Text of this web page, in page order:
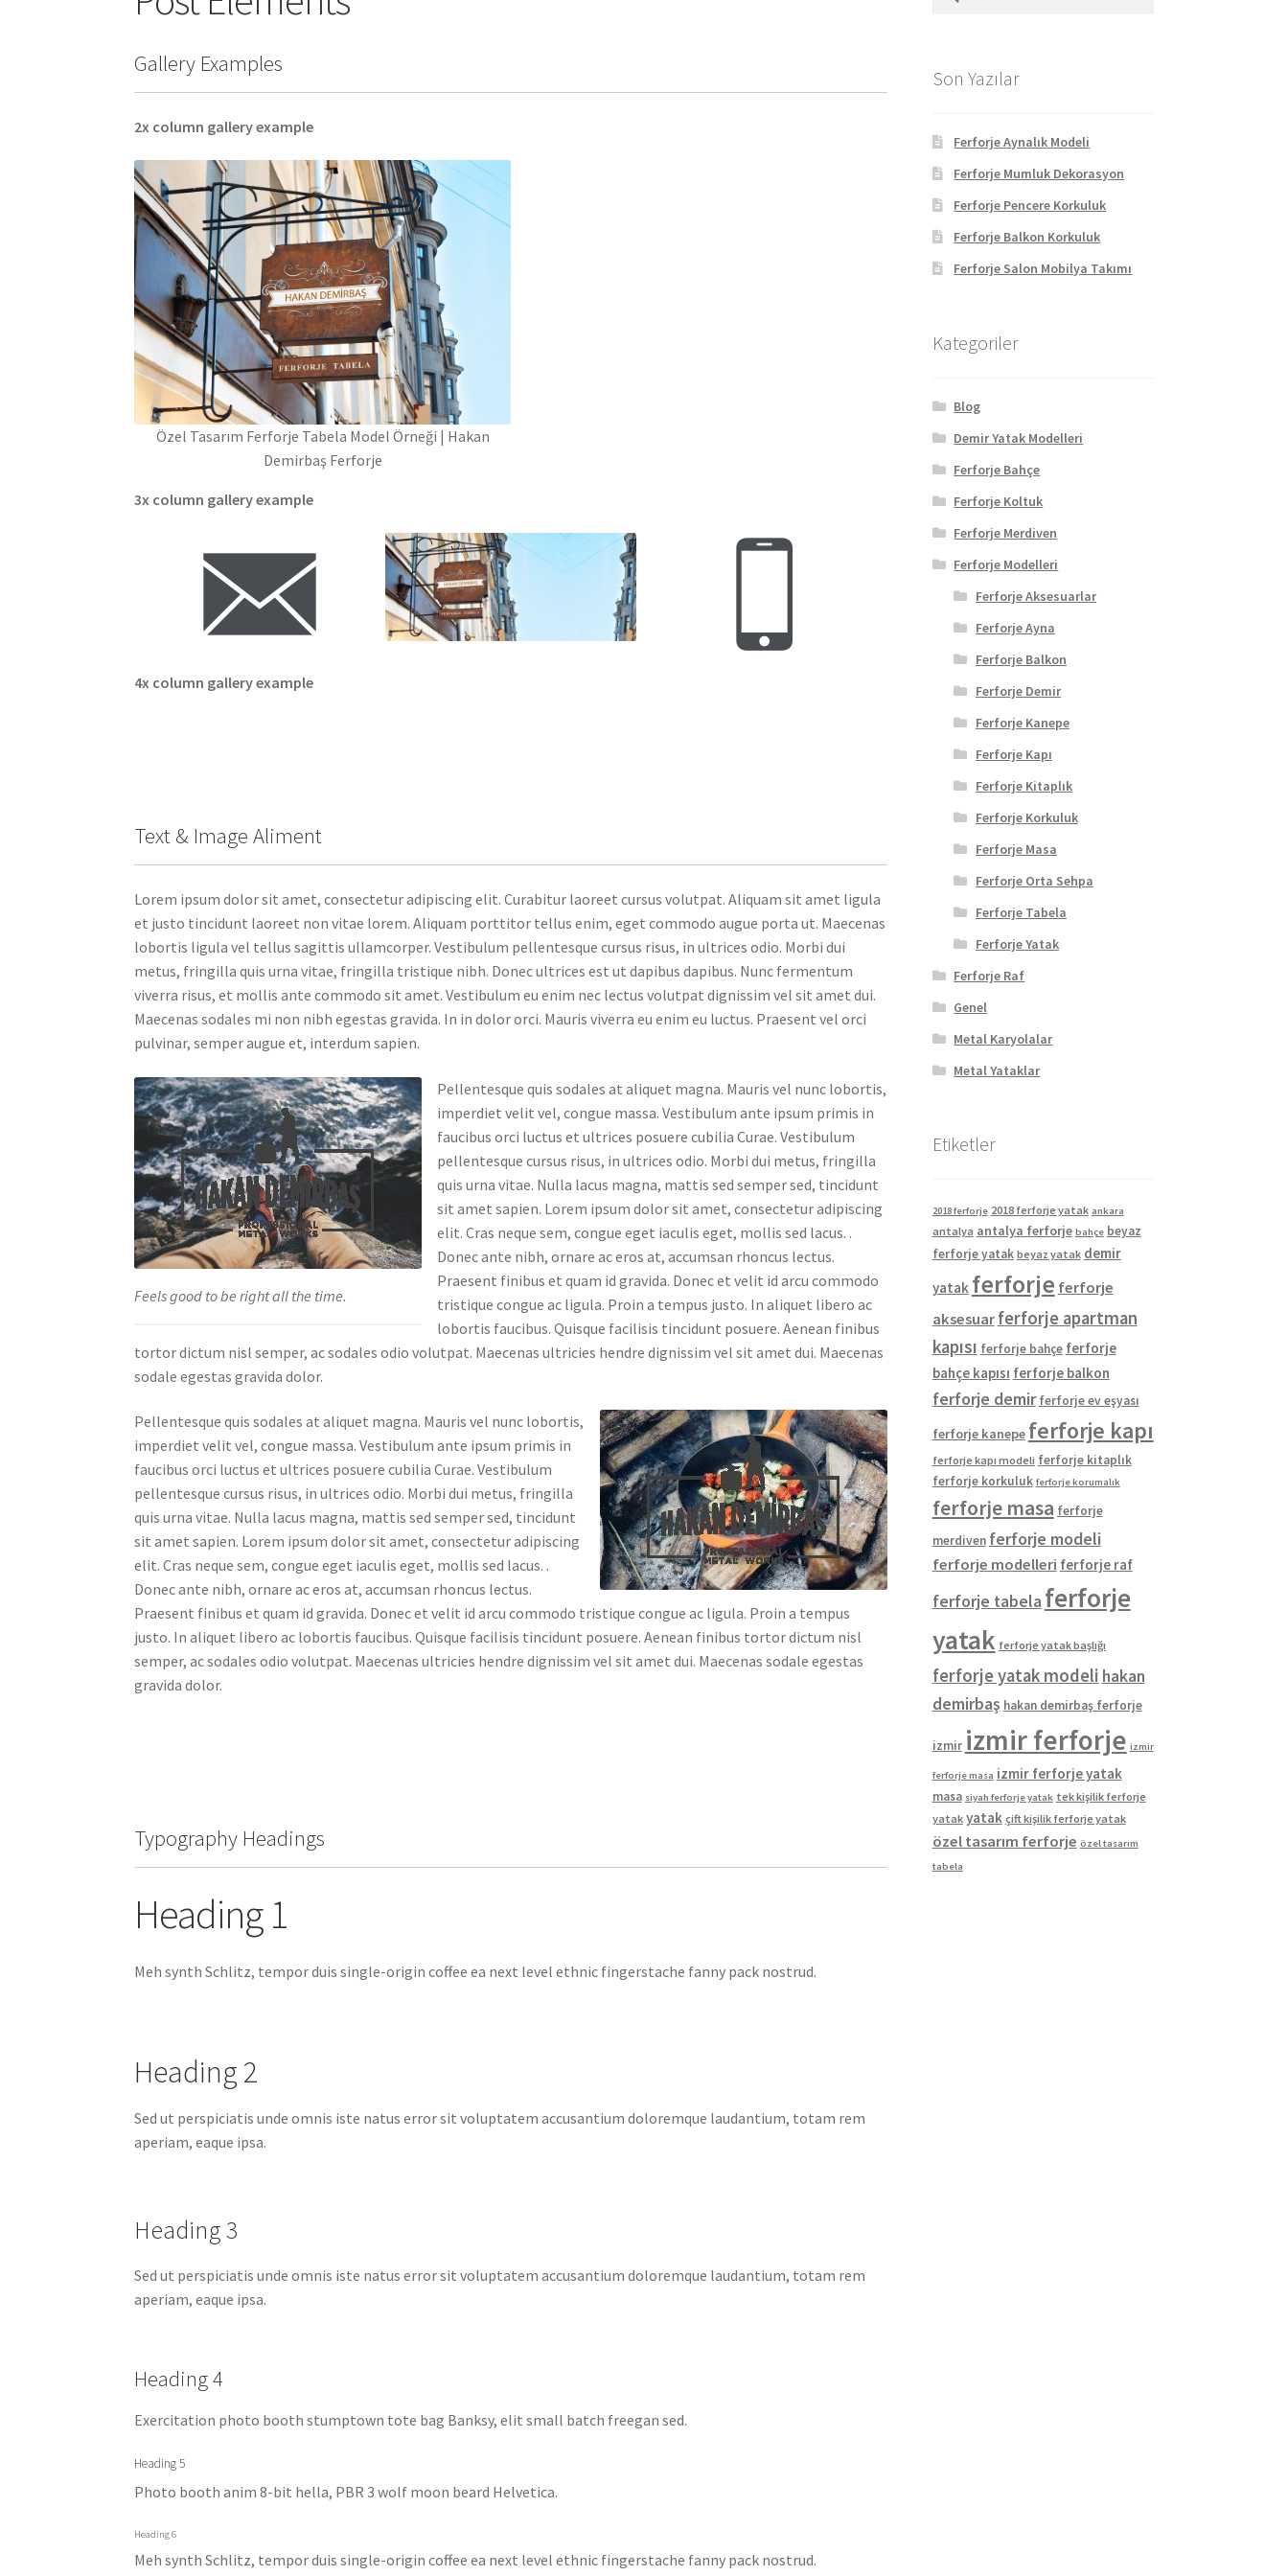
Gallery Examples
2x column gallery example
Özel Tasarım Ferforje Tabela Model Örneği | Hakan
Demirbaş Ferforje
3x column gallery example
4x column gallery example
Text & Image Aliment
Lorem ipsum dolor sit amet, consectetur adipiscing elit. Curabitur laoreet cursus volutpat. Aliquam sit amet ligula
et justo tincidunt laoreet non vitae lorem. Aliquam porttitor tellus enim, eget commodo augue porta ut. Maecenas
lobortis ligula vel tellus sagittis ullamcorper. Vestibulum pellentesque cursus risus, in ultrices odio. Morbi dui
metus, fringilla quis urna vitae, fringilla tristique nibh. Donec ultrices est ut dapibus dapibus. Nunc fermentum
viverra risus, et mollis ante commodo sit amet. Vestibulum eu enim nec lectus volutpat dignissim vel sit amet dui.
Maecenas sodales mi non nibh egestas gravida. In in dolor orci. Mauris viverra eu enim eu luctus. Praesent vel orci
pulvinar, semper augue et, interdum sapien.
Feels good to be right all the time.
Pellentesque quis sodales at aliquet magna. Mauris vel nunc lobortis,
imperdiet velit vel, congue massa. Vestibulum ante ipsum primis in
faucibus orci luctus et ultrices posuere cubilia Curae. Vestibulum
pellentesque cursus risus, in ultrices odio. Morbi dui metus, fringilla
quis urna vitae. Nulla lacus magna, mattis sed semper sed, tincidunt
sit amet sapien. Lorem ipsum dolor sit amet, consectetur adipiscing
elit. Cras neque sem, congue eget iaculis eget, mollis sed lacus. .
Donec ante nibh, ornare ac eros at, accumsan rhoncus lectus.
Praesent finibus et quam id gravida. Donec et velit id arcu commodo
tristique congue ac ligula. Proin a tempus justo. In aliquet libero ac
lobortis faucibus. Quisque facilisis tincidunt posuere. Aenean finibus
tortor dictum nisl semper, ac sodales odio volutpat. Maecenas ultricies hendre dignissim vel sit amet dui. Maecenas
sodale egestas gravida dolor.
Pellentesque quis sodales at aliquet magna. Mauris vel nunc lobortis,
imperdiet velit vel, congue massa. Vestibulum ante ipsum primis in
faucibus orci luctus et ultrices posuere cubilia Curae. Vestibulum
pellentesque cursus risus, in ultrices odio. Morbi dui metus, fringilla
quis urna vitae. Nulla lacus magna, mattis sed semper sed, tincidunt
sit amet sapien. Lorem ipsum dolor sit amet, consectetur adipiscing
elit. Cras neque sem, congue eget iaculis eget, mollis sed lacus. .
Donec ante nibh, ornare ac eros at, accumsan rhoncus lectus.
Praesent finibus et quam id gravida. Donec et velit id arcu commodo tristique congue ac ligula. Proin a tempus
justo. In aliquet libero ac lobortis faucibus. Quisque facilisis tincidunt posuere. Aenean finibus tortor dictum nisl
semper, ac sodales odio volutpat. Maecenas ultricies hendre dignissim vel sit amet dui. Maecenas sodale egestas
gravida dolor.
Typography Headings
Heading 1
Meh synth Schlitz, tempor duis single-origin coffee ea next level ethnic fingerstache fanny pack nostrud.
Heading 2
Sed ut perspiciatis unde omnis iste natus error sit voluptatem accusantium doloremque laudantium, totam rem
aperiam, eaque ipsa.
Heading 3
Sed ut perspiciatis unde omnis iste natus error sit voluptatem accusantium doloremque laudantium, totam rem
aperiam, eaque ipsa.
Heading 4
Exercitation photo booth stumptown tote bag Banksy, elit small batch freegan sed.
Heading 5
Photo booth anim 8-bit hella, PBR 3 wolf moon beard Helvetica.
Heading 6
Meh synth Schlitz, tempor duis single-origin coffee ea next level ethnic fingerstache fanny pack nostrud.
Son Yazılar
Ferforje Aynalık Modeli
Ferforje Mumluk Dekorasyon
Ferforje Pencere Korkuluk
Ferforje Balkon Korkuluk
Ferforje Salon Mobilya Takımı
Kategoriler
Blog
Demir Yatak Modelleri
Ferforje Bahçe
Ferforje Koltuk
Ferforje Merdiven
Ferforje Modelleri
Ferforje Aksesuarlar
Ferforje Ayna
Ferforje Balkon
Ferforje Demir
Ferforje Kanepe
Ferforje Kapı
Ferforje Kitaplık
Ferforje Korkuluk
Ferforje Masa
Ferforje Orta Sehpa
Ferforje Tabela
Ferforje Yatak
Ferforje Raf
Genel
Metal Karyolalar
Metal Yataklar
Etiketler
2018 ferforje 2018 ferforje yatak ankara
antalya antalya ferforje bahçe beyaz
ferforje yatak beyaz yatak demir
yatak ferforje ferforje
aksesuar ferforje apartman
kapısı ferforje bahçe ferforje
bahçe kapısı ferforje balkon
ferforje demir ferforje ev eşyası
ferforje kanepe ferforje kapı
ferforje kapı modeli ferforje kitaplık
ferforje korkuluk ferforje korumalık
ferforje masa ferforje
merdiven ferforje modeli
ferforje modelleri ferforje raf
ferforje tabela ferforje
yatak ferforje yatak başlığı
ferforje yatak modeli hakan
demirbaş hakan demirbaş ferforje
izmir izmir ferforje izmir
ferforje masa izmir ferforje yatak
masa siyah ferforje yatak tek kişilik ferforje
yatak yatak çift kişilik ferforje yatak
özel tasarım ferforje özel tasarım
tabela